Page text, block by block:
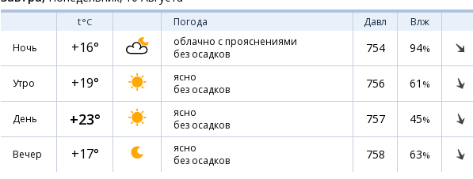
t°C Погода Давл Влж
Ночь
+16°
облачно с прояснениями
без осадков
754 94%
Утро +19°
ясно
без осадков
756 61 %
День +23°
ясно
без осадков
757 45%
Вечер +17°
ясно
без осадков
758 63%